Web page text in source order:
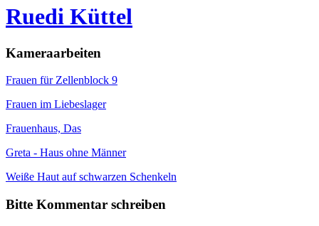
Ruedi Küttel
Kameraarbeiten
Frauen für Zellenblock 9
Frauen im Liebeslager
Frauenhaus, Das
Greta - Haus ohne Männer
Weiße Haut auf schwarzen Schenkeln
Bitte Kommentar schreiben